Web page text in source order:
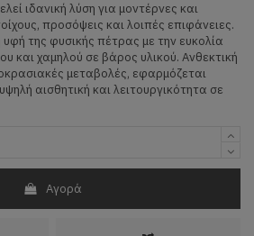
ιδανική λύση για μοντέρνες και
προσόψεις και λοιπές επιφάνειες.
υφή της φυσικής πέτρας με την ευκολία
και χαμηλού σε βάρος υλικού. Ανθεκτική
μεταβολές, εφαρμόζεται
αισθητική και λειτουργικότητα σε
Αγορά